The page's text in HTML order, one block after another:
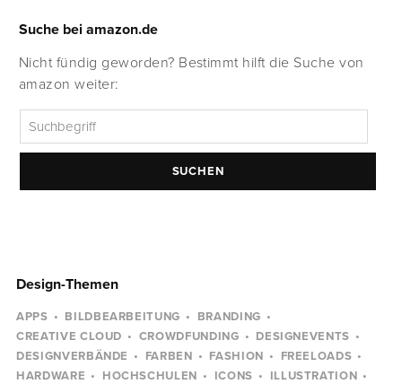
Suche bei amazon.de
Nicht fündig geworden? Bestimmt hilft die Suche von
amazon weiter:
SUCHEN
Design-Themen
APPS BILDBEARBEITUNG
BRANDING
CREATIVE CLOUD
CROWDFUNDING
DESIGNEVENTS
DESIGNVERBÄNDE
FARBEN FASHION
FREELOADS
HARDWARE
HOCHSCHULEN ICONS
ILLUSTRATION